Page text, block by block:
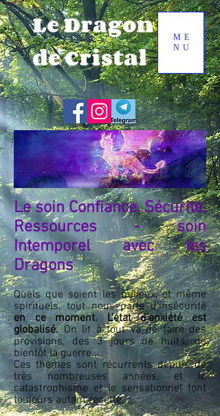
Le Dragon
de Cristal
ME
NU
Le soin Confiance, Sécurité,
Ressources - soin
Intemporel avec les
Dragons
Quels que soient les milieux, et même
spirituels, tout nous parle d'insécurité
en ce moment. L'état d'anxiété est
globalisé.On lit à tout va de faire des
provisions, des 3 jours de nuits, de
bientôt la guerre...
Ces thèmes sont récurrents depuis de
très nombreuses années, et le
catastrophisme et le sensationnel font
toujours autant recette.